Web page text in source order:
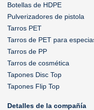
Botellas de HDPE
Pulverizadores de pistola
Tarros PET
Tarros de PET para
Tarros de PP
Tarros de cosmética
Tapones Disc Top
Tapones Flip Top
Detalles de la compañía